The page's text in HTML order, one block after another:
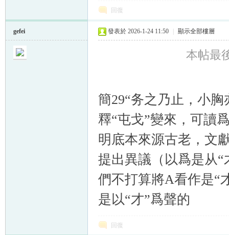
回復
gefei 發表於 2026-1-24 11:50 顯示全部樓層
本帖最
簡29“务之乃止，小
釋“屯戈”變來，可讀
明底本來源古老，文
提出異議（以爲是从
們不打算將A看作是“
是以“才”爲聲的
回復